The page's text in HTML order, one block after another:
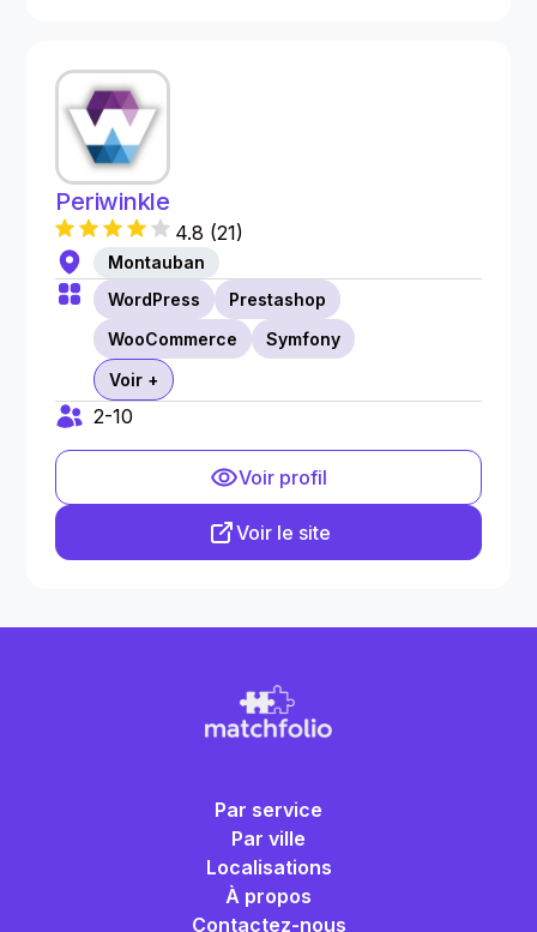
Periwinkle
4.8 (21)
Montauban
WordPress
Prestashop
WooCommerce
Symfony
Voir +
2-10
Voir profil
Voir le site
Par service
Par ville
Localisations
À propos
Contactez-nous